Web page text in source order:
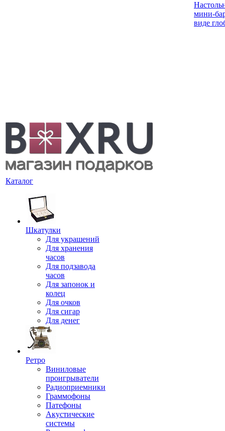
мини-
виде
Каталог
Шкатулки
Для украшений
Для хранения
часов
Для подзавода
часов
Для запонок и
колец
Для очков
Для сигар
Для денег
Ретро
Виниловые
проигрыватели
Радиоприемники
Граммофоны
Патефоны
Акустические
системы